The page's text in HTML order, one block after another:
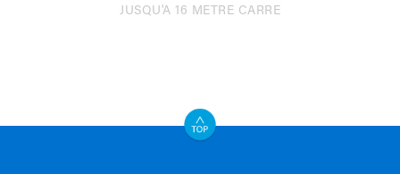
JUSQU'À 16 MÉTRE CARRÉ